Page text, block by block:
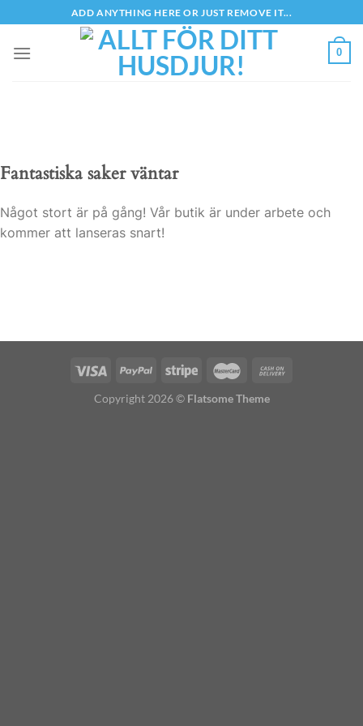
to
content
ADD ANYTHING HERE OR JUST REMOVE IT...
0
Fantastiska saker väntar
Något stort är på gång! Vår butik är under arbete och
kommer att lanseras snart!
Copyright 2026 © Flatsome Theme